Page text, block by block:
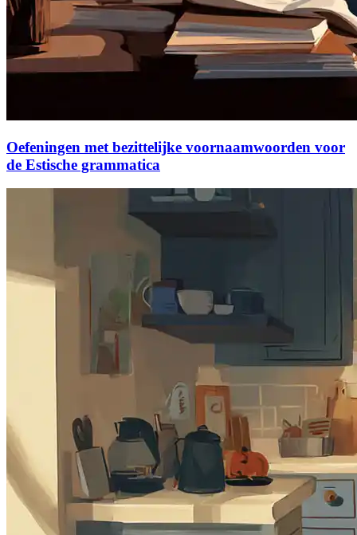
Oefeningen met bezittelijke voornaamwoorden voor
de Estische grammatica